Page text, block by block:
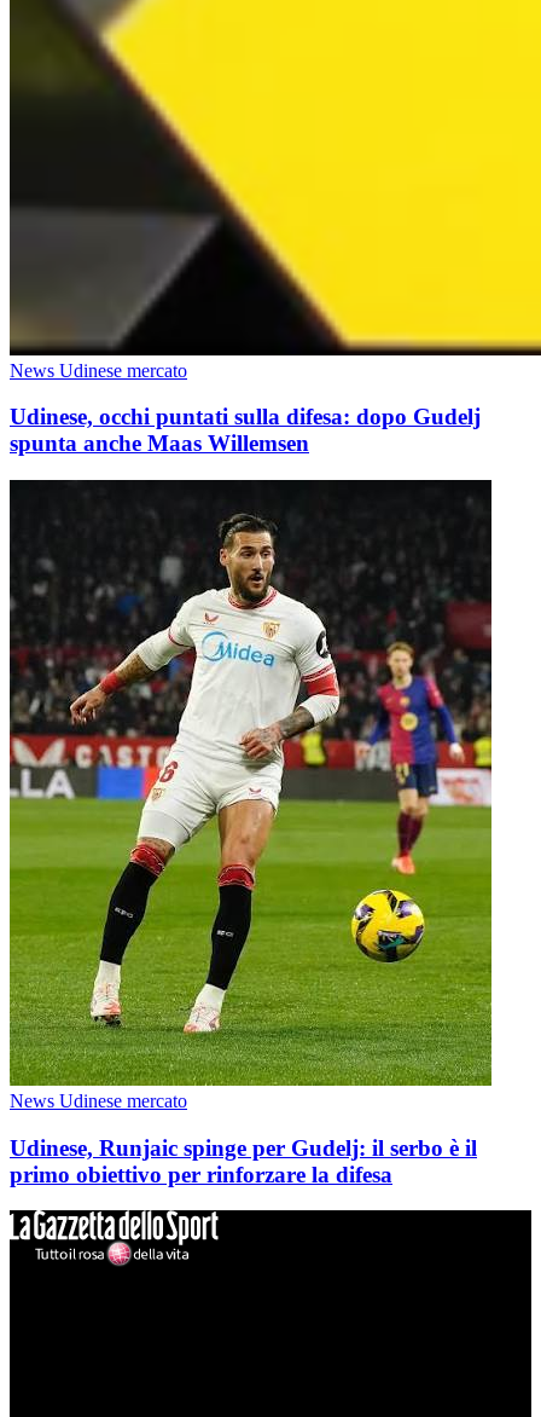
News Udinese mercato
Udinese, occhi puntati sulla difesa: dopo Gudelj
spunta anche Maas Willemsen
News Udinese mercato
Udinese, Runjaic spinge per Gudelj: il serbo è il
primo obiettivo per rinforzare la difesa